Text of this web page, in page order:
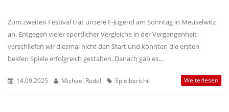
Zum zweiten Festival trat unsere F-Jugend am Sonntag in Meuselwitz
an. Entgegen vieler sportlicher Vergleiche in der Vergangenheit
verschliefen wir diesmal nicht den Start und konnten die ersten
beiden Spiele erfolgreich gestalten. Danach gab es...
14.09.2025 Michael Rödel Spielbericht Weiterlesen